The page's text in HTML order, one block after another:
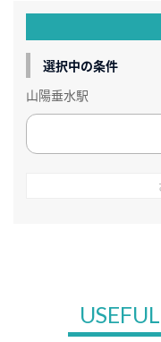
選択中の条件
山陽垂水駅